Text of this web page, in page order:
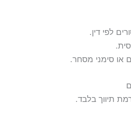
לפי דין.
או סימני מסחר.
תיווך בלבד.